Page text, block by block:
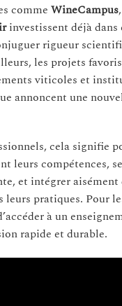
comme WineCampus,
investissent déjà dans
rigueur
les projets
viticoles et
annoncent une
cela signifie
leurs compétences,
et intégrer aisément
leurs pratiques. Pour
à un
rapide et durable.